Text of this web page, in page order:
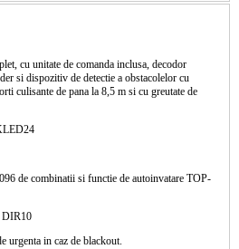
cu unitate de comanda inclusa, decodor
si dispozitiv de detectie a obstacolelor cu
culisante de pana la 8,5 m si cu greutate de
de combinatii si functie de autoinvatare TOP-
DIR10
urgenta in caz de blackout.